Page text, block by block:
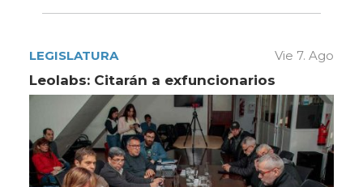
LEGISLATURA Vie 7. Ago
Leolabs: Citarán a exfuncionarios